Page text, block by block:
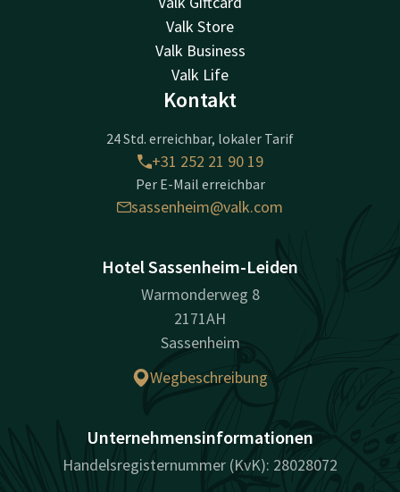
Valk Store
Valk Business
Valk Life
Kontakt
24 Std. erreichbar, lokaler Tarif
+31 252 21 90 19
Per E-Mail erreichbar
sassenheim@valk.com
Hotel Sassenheim-Leiden
Warmonderweg 8
2171AH
Sassenheim
Wegbeschreibung
Unternehmensinformationen
Handelsregisternummer (KvK): 28028072